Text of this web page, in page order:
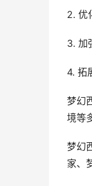
2. 优
3. 加
4. 拓
梦幻
境等
梦幻
家、